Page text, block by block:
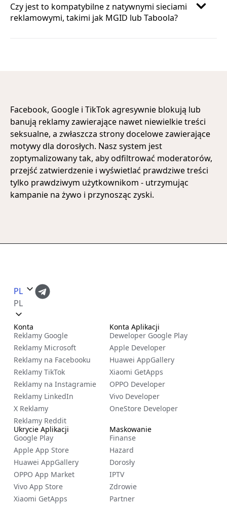
Czy jest to kompatybilne z natywnymi sieciami
reklamowymi, takimi jak MGID lub Taboola?
Facebook, Google i TikTok agresywnie blokują lub
banują reklamy zawierające nawet niewielkie treści
seksualne, a zwłaszcza strony docelowe zawierające
motywy dla dorosłych. Nasz system jest
zoptymalizowany tak, aby odfiltrować moderatorów,
przejść zatwierdzenie i wyświetlać prawdziwe treści
tylko prawdziwym użytkownikom - utrzymując
kampanie na żywo i przynosząc zyski.
PL
PL
Konta
Reklamy Google
Reklamy Microsoft
Reklamy na Facebooku
Reklamy TikTok
Reklamy na Instagramie
Reklamy LinkedIn
X Reklamy
Reklamy Reddit
Maskowanie
Finanse
Hazard
Dorosły
IPTV
Zdrowie
Partner
Konta Aplikacji
Deweloper Google Play
Apple Developer
Huawei AppGallery
Xiaomi GetApps
OPPO Developer
Vivo Developer
OneStore Developer
Ukrycie Aplikacji
Google Play
Apple App Store
Huawei AppGallery
OPPO App Market
Vivo App Store
Xiaomi GetApps